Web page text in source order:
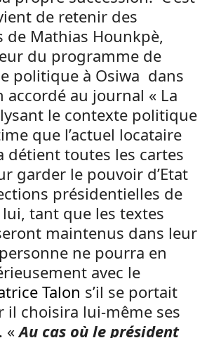
de retenir des
de Mathias Hounkpè,
du programme de
politique à Osiwa dans
au journal « La
le contexte politique
que l’actuel locataire
détient toutes les cartes
garder le pouvoir d’Etat
présidentielles de
lui, tant que les textes
maintenus dans leur
ne pourra en
avec le
Talon s’il se portait
il choisira lui-même ses
«Au cas où le président